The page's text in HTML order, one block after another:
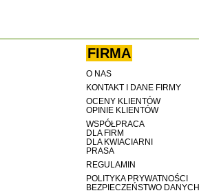
FIRMA
O NAS
KONTAKT I DANE FIRMY
OCENY KLIENTÓW
OPINIE KLIENTÓW
WSPÓŁPRACA
DLA FIRM
DLA KWIACIARNI
PRASA
REGULAMIN
POLITYKA PRYWATNOŚCI
BEZPIECZEŃSTWO DANYCH